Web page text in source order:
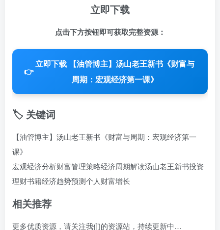
立即下载
点击下方按钮即可获取完整资源：
👉
立即下载 【油管博主】汤山老王新书《财富与
周期：宏观经济第一课》
🏷️ 关键词
【油管博主】汤山老王新书《财富与周期：宏观经济第一
课》
宏观经济分析财富管理策略经济周期解读汤山老王新书投资
理财书籍经济趋势预测个人财富增长
相关推荐
更多优质资源，请关注我们的资源站，持续更新中…